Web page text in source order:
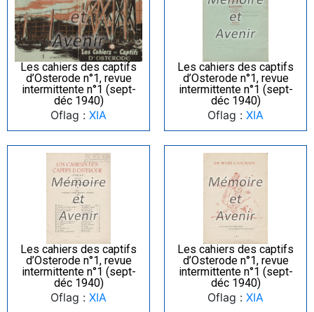
Les cahiers des captifs
d’Osterode n°1, revue
intermittente n°1 (sept-
déc 1940)
Oflag : XIA
Les cahiers des captifs
d’Osterode n°1, revue
intermittente n°1 (sept-
déc 1940)
Oflag : XIA
Les cahiers des captifs
d’Osterode n°1, revue
intermittente n°1 (sept-
déc 1940)
Oflag : XIA
Les cahiers des captifs
d’Osterode n°1, revue
intermittente n°1 (sept-
déc 1940)
Oflag : XIA